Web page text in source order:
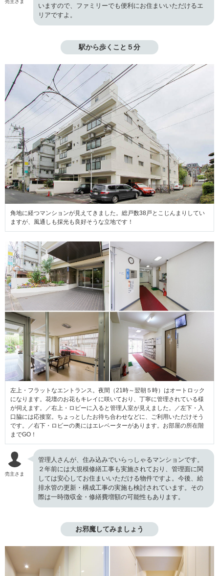
いますので、ファミリーでも便利にお住まいいただけるエ
リアですよ。
駅から歩くこと５分
角地に経つマンションが見えてきました。総戸数38戸とこじんまりしてい
ますが、風通しも採光も良好そうな立地です！
左上・フラットなエントランス。夜間（21時～翌朝５時）はオートロック
になります。花壇のお花もキレイに咲いており、丁寧に管理されている様
が伺えます。／右上・ロビーに入ると管理人室が見えました。／左下・入
口脇には応接室。ちょっとしたお待ち合わせなどに、ご利用いただけそう
です。／右下・ロビーの奥にはエレベーターがあります。お部屋の所在階
までGO！
売主さま
管理人さんが、住み込みでいらっしゃるマンションです。
２年前には大規模修繕工事も実施されており、管理面に関
しては安心してお住まいいただける物件ですよ。今後、給
排水管の更新・構成工事の実施も検討されています。その
際は一時徴収金・修繕費増額の可能性もあります。
お邪魔してみましょう